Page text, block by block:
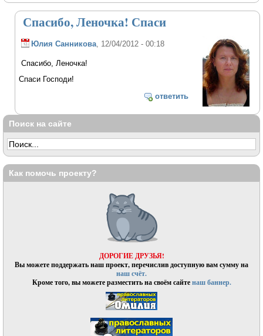
Спасибо, Леночка! Спаси
Юлия Санникова, 12/04/2012 - 00:18
Спасибо, Леночка!
Спаси Господи!
ответить
Поиск на сайте
Как помочь проекту?
ДОРОГИЕ ДРУЗЬЯ!
Вы можете поддержать наш проект, перечислив доступную вам сумму на
наш счёт.
Кроме того, вы можете разместить на своём сайтенаш баннер.